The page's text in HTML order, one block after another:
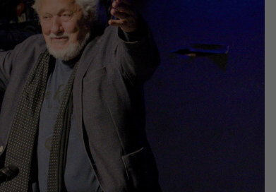
Cookies und andere Technologien auf unserer Website.
während andere uns helfen, diese Website und Ihre
Personenbezogene Daten können verarbeitet werden (z. B.
Anzeigen und Inhalte oder Anzeigen- und
Informationen über die Verwendung Ihrer Daten finden Sie in
.
Sie eine Übersicht über alle verwendeten Cookies. Sie
zu ganzen Kategorien geben oder sich weitere
und so nur bestimmte Cookies auswählen.
akzeptieren
und weiter